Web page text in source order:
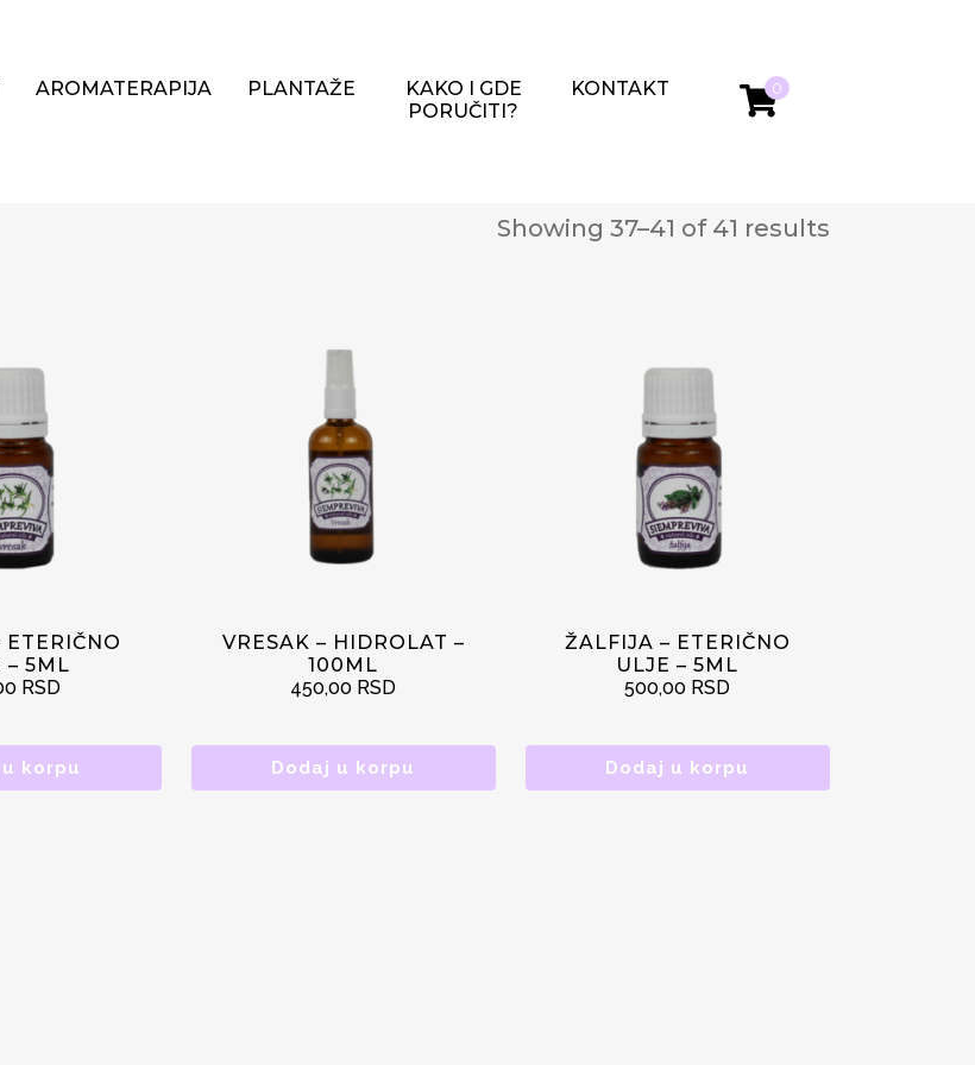
AROMATERAPIJA PLANTAŽE
KAKO I GDE
PORUČITI?
KONTAKT 0
Showing 37–41 of 41 results
ETERIČNO
– 5ML
RSD
korpu
VRESAK – HIDROLAT –
100ML
450,00 RSD
Dodaj u korpu
ŽALFIJA – ETERIČNO
ULJE – 5ML
500,00 RSD
Dodaj u korpu